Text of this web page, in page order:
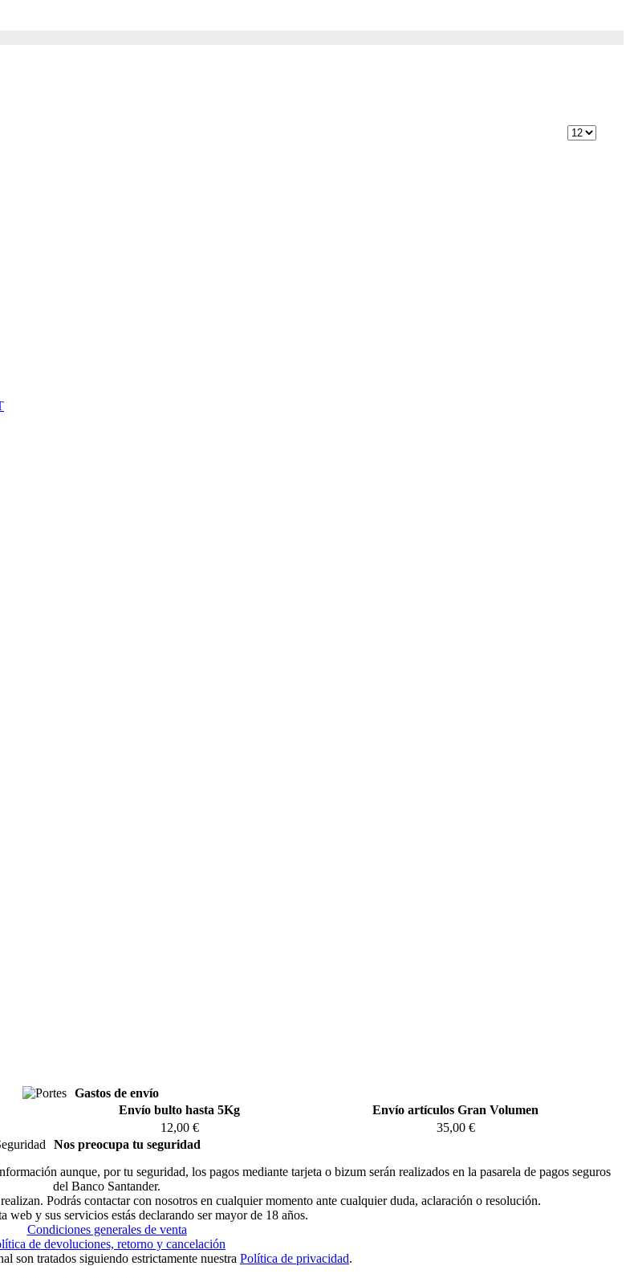
Gastos de envío
Envío bulto hasta 5Kg
Envío artículos Gran Volumen
12,00 €
35,00 €
Nos preocupa tu seguridad
aunque, por tu seguridad, los pagos mediante tarjeta o bizum serán realizados en la pasarela de pagos seguros
del Banco Santander.
Podrás contactar con nosotros en cualquier momento ante cualquier duda, aclaración o resolución.
web y sus servicios estás declarando ser mayor de 18 años.
Condiciones generales de venta
de devoluciones, retorno y cancelación
son tratados siguiendo estrictamente nuestra Política de privacidad.